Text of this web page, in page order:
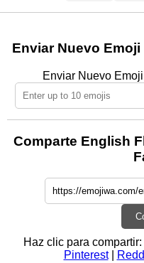
Enviar Nuevo
Enviar Nuevo
Comparte English
Haz clic para compartir:
Pinterest|